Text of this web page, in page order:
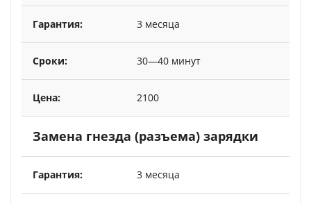
3 месяца
30—40 минут
2100
Замена гнезда (разъема) зарядки
3 месяца